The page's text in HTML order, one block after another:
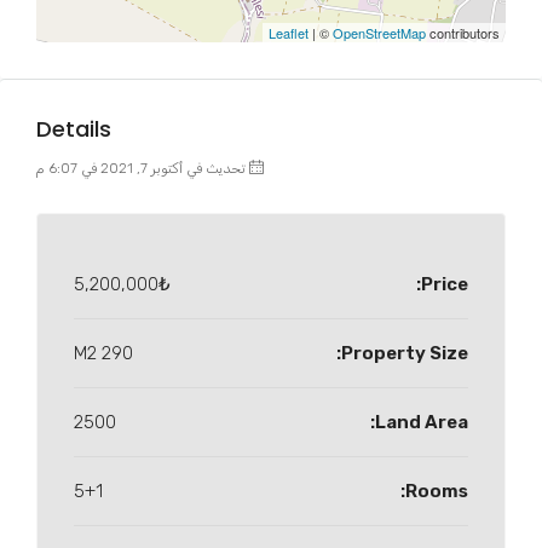
Leaflet | ©OpenStreetMapcontributors
Details
تحديث في أكتوبر 7, 2021 في 6:07 م
Price:
5,200,000₺
Property Size:
290 M2
Land Area:
2500
Rooms:
5+1